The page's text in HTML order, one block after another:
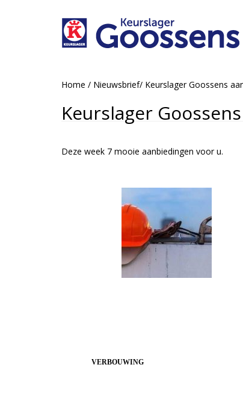
Home / Nieuwsbrief/ Keurslager Goossens
Keurslager
Deze week 7 mooie aanbiedingen voor u.
VERBOUWING